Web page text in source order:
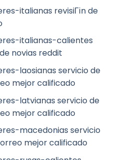
italianas revisiГіn de
italianas-calientes
novias reddit
laosianas servicio de
mejor calificado
latvianas servicio de
mejor calificado
macedonias servicio
mejor calificado